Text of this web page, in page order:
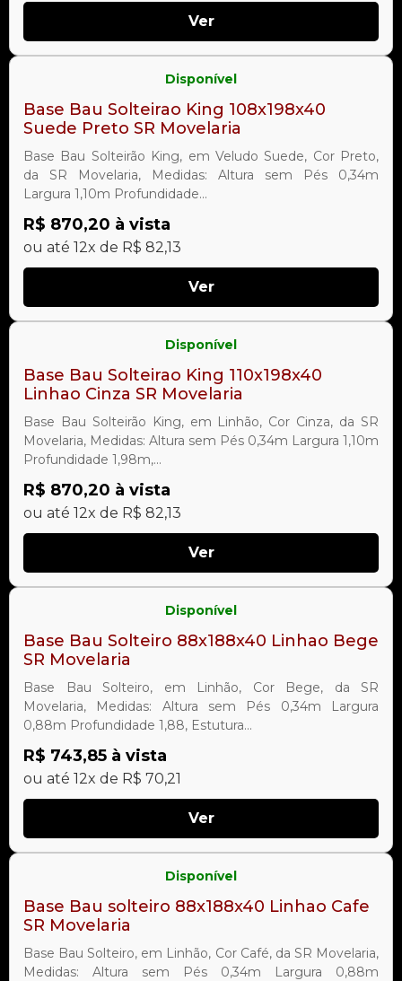
Ver
Disponível
Base Bau Solteirao King 108x198x40
Suede Preto SR Movelaria
Base Bau Solteirão King, em Veludo Suede, Cor Preto,
da SR Movelaria, Medidas: Altura sem Pés 0,34m
Largura 1,10m Profundidade...
R$ 870,20 à vista
ou até 12x de R$ 82,13
Ver
Disponível
Base Bau Solteirao King 110x198x40
Linhao Cinza SR Movelaria
Base Bau Solteirão King, em Linhão, Cor Cinza, da SR
Movelaria, Medidas: Altura sem Pés 0,34m Largura 1,10m
Profundidade 1,98m,...
R$ 870,20 à vista
ou até 12x de R$ 82,13
Ver
Disponível
Base Bau Solteiro 88x188x40 Linhao Bege
SR Movelaria
Base Bau Solteiro, em Linhão, Cor Bege, da SR
Movelaria, Medidas: Altura sem Pés 0,34m Largura
0,88m Profundidade 1,88, Estutura...
R$ 743,85 à vista
ou até 12x de R$ 70,21
Ver
Disponível
Base Bau solteiro 88x188x40 Linhao Cafe
SR Movelaria
Base Bau Solteiro, em Linhão, Cor Café, da SR Movelaria,
Medidas: Altura sem Pés 0,34m Largura 0,88m